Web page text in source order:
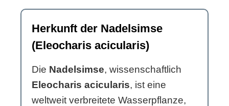
Herkunft der Nadelsimse
(Eleocharis acicularis)
Die Nadelsimse, wissenschaftlich
Eleocharis acicularis, ist eine
weltweit verbreitete Wasserpflanze,